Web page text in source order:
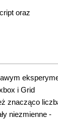
oraz
i Grid
znacząco
niezmienne -